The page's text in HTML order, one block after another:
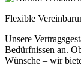
Flexible
Unsere
Bedürfnissen an.
Wünsche – wir